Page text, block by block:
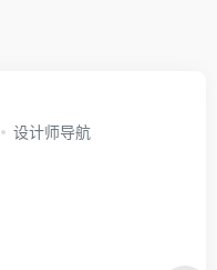
设计师导航